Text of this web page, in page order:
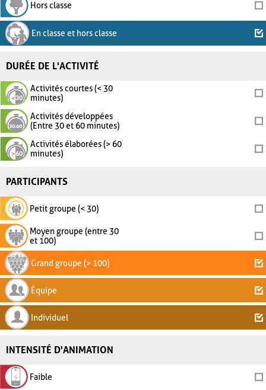
Hors classe
En classe et hors classe
DURÉE DE L'ACTIVITÉ
Activités courtes (< 30
minutes)
Activités développées
(Entre 30 et 60 minutes)
Activités élaborées (> 60
minutes)
PARTICIPANTS
Petit groupe (< 30)
Moyen groupe (entre 30
et 100)
Grand groupe (> 100)
Équipe
Individuel
INTENSITÉ D'ANIMATION
Faible